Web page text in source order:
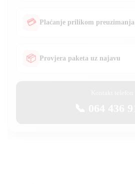
💳 Plaćanje prilikom preuzimanja
📦 Provjera paketa uz najavu